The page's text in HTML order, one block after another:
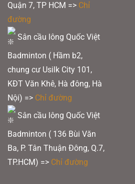
Quận 7, TP HCM => Chỉ
đường
Sân cầu lông Quốc Việt
Badminton ( Hầm b2,
chung cư Usilk City 101,
KĐT Văn Khê, Hà đông, Hà
Nội) => Chỉ đường
Sân cầu lông Quốc Việt
Badminton ( 136 Bùi Văn
Ba, P. Tân Thuận Đông, Q.7,
TP.HCM) => Chỉ đường